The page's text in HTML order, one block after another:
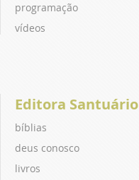
programação
vídeos
Editora Santuário
bíblias
deus conosco
livros